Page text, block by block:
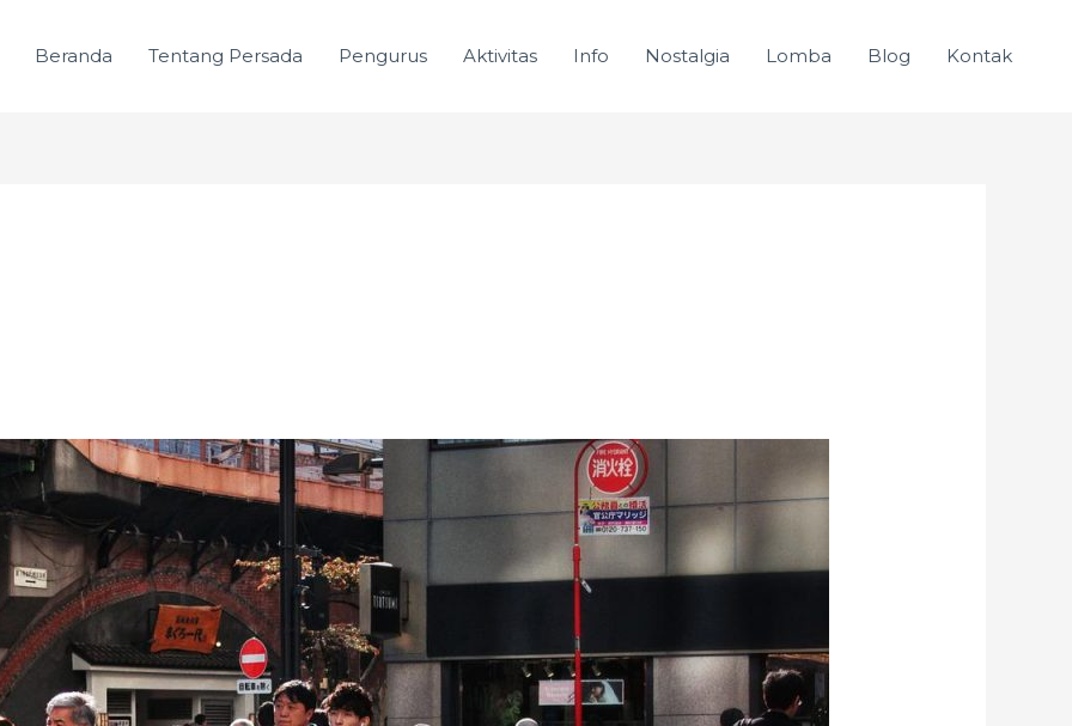
Beranda Tentang Persada Pengurus Aktivitas Info Nostalgia Lomba Blog Kontak